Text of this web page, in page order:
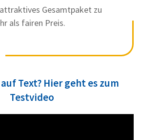
Gesamtpaket zu
als fairen Preis.
Text? Hier geht es zum
Testvideo